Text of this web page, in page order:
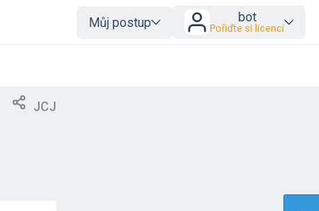
Můj postup bot
Pořiďte si licenci
JCJ